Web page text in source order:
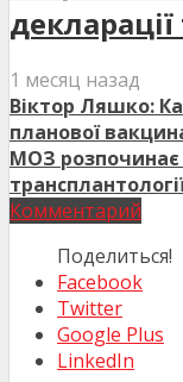
1 месяц назад
Віктор Ляшко:
планової
МОЗ розпочинає
Комментарий
Поделиться!
Facebook
Twitter
Google Plus
LinkedIn